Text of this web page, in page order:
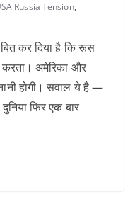
Russia Tension,
कर दिया है कि रूस
करता। अमेरिका और
होगी। सवाल ये है —
फिर एक बार